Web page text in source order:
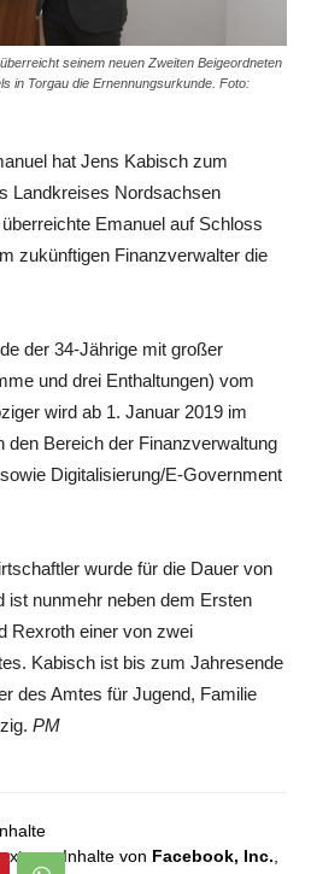
seinem neuen Zweiten Beigeordneten
in Torgau die Ernennungsurkunde. Foto:
hat Jens Kabisch zum
Landkreises Nordsachsen
Emanuel auf Schloss
zukünftigen Finanzverwalter die
der 34-Jährige mit großer
und drei Enthaltungen) vom
wird ab 1. Januar 2019 im
den Bereich der Finanzverwaltung
Digitalisierung/E-Government
wurde für die Dauer von
ist nunmehr neben dem Ersten
Rexroth einer von zwei
Kabisch ist bis zum Jahresende
des Amtes für Jugend, Familie
PM
Inhalte von Facebook, Inc.